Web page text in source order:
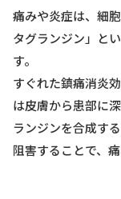
痛みや炎症は、細
タグランジン」と
す。
すぐれた鎮痛消炎
は皮膚から患部に
ランジンを合成す
阻害することで、